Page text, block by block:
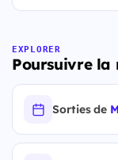
EXPLORER
Poursuivre
Sorties de